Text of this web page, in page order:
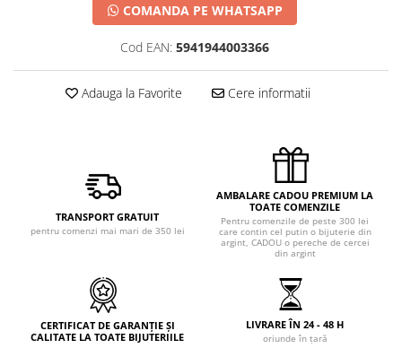
COMANDA PE WHATSAPP
Cod EAN: 5941944003366
Adauga la Favorite Cere informatii
TRANSPORT GRATUIT
pentru comenzi mai mari de 350 lei
AMBALARE CADOU PREMIUM LA
TOATE COMENZILE
Pentru comenzile de peste 300 lei
care contin cel putin o bijuterie din
argint, CADOU o pereche de cercei
din argint
CERTIFICAT DE GARANȚIE ȘI
CALITATE LA TOATE BIJUTERIILE
LIVRARE ÎN 24 - 48 H
oriunde în țară